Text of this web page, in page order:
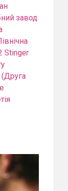
завод
Stinger